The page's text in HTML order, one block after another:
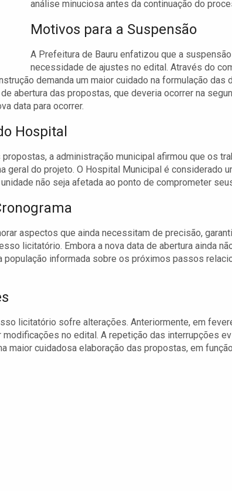
análise minuciosa antes da continuação do
Motivos para a Suspensão
A Prefeitura de Bauru enfatizou que a
necessidade de ajustes no edital. Através do
demanda um maior cuidado na formulação das
abertura das propostas, que deveria ocorrer na
data para ocorrer.
Hospital
a administração municipal afirmou que os
geral do projeto. O Hospital Municipal é considerado
não seja afetada ao ponto de comprometer
aspectos que ainda necessitam de precisão,
licitatório. Embora a nova data de abertura ainda
população informada sobre os próximos passos
licitatório sofre alterações. Anteriormente, em
no edital. A repetição das interrupções
maior cuidadosa elaboração das propostas, em